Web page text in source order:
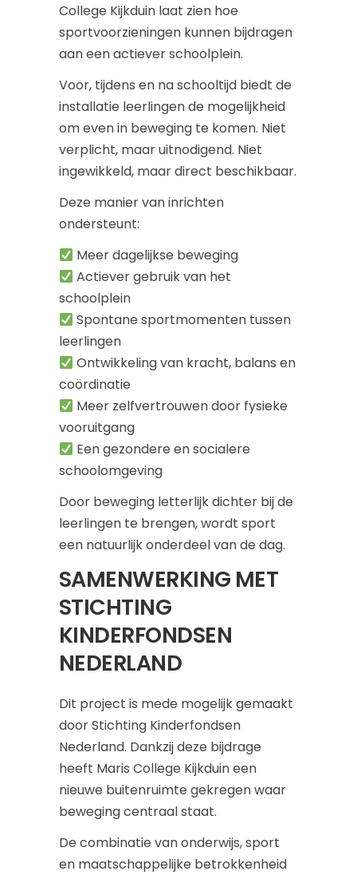
College Kijkduin laat zien hoe
sportvoorzieningen kunnen bijdragen
aan een actiever schoolplein.
Voor, tijdens en na schooltijd biedt de
installatie leerlingen de mogelijkheid
om even in beweging te komen. Niet
verplicht, maar uitnodigend. Niet
ingewikkeld, maar direct beschikbaar.
Deze manier van inrichten
ondersteunt:
Meer dagelijkse beweging
Actiever gebruik van het
schoolplein
Spontane sportmomenten tussen
leerlingen
Ontwikkeling van kracht, balans en
coördinatie
Meer zelfvertrouwen door fysieke
vooruitgang
Een gezondere en socialere
schoolomgeving
Door beweging letterlijk dichter bij de
leerlingen te brengen, wordt sport
een natuurlijk onderdeel van de dag.
SAMENWERKING MET
STICHTING
KINDERFONDSEN
NEDERLAND
Dit project is mede mogelijk gemaakt
door Stichting Kinderfondsen
Nederland. Dankzij deze bijdrage
heeft Maris College Kijkduin een
nieuwe buitenruimte gekregen waar
beweging centraal staat.
De combinatie van onderwijs, sport
en maatschappelijke betrokkenheid